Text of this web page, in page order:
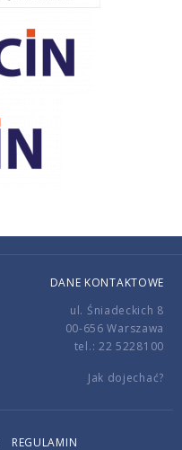
DANE KONTAKTOWE
ul. Śniadeckich 8
00-656 Warszawa
tel.: 22 5228100
Jak dojechać?
REGULAMIN